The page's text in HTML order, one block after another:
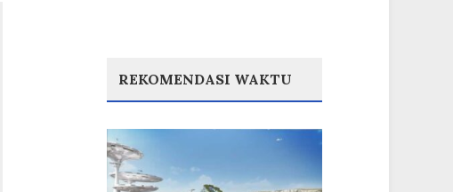
REKOMENDASI WAKTU